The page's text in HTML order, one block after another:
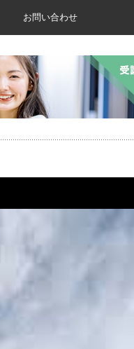
お問い合わせ